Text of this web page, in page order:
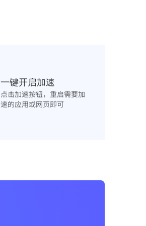
一键开启加速
点击加速按钮，重启需要加
速的应用或网页即可